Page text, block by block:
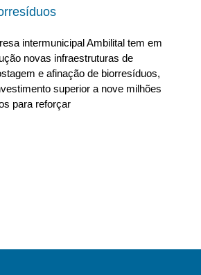
intermunicipal Ambilital tem em
novas infraestruturas de
e afinação de biorresíduos,
superior a nove milhões
para reforçar